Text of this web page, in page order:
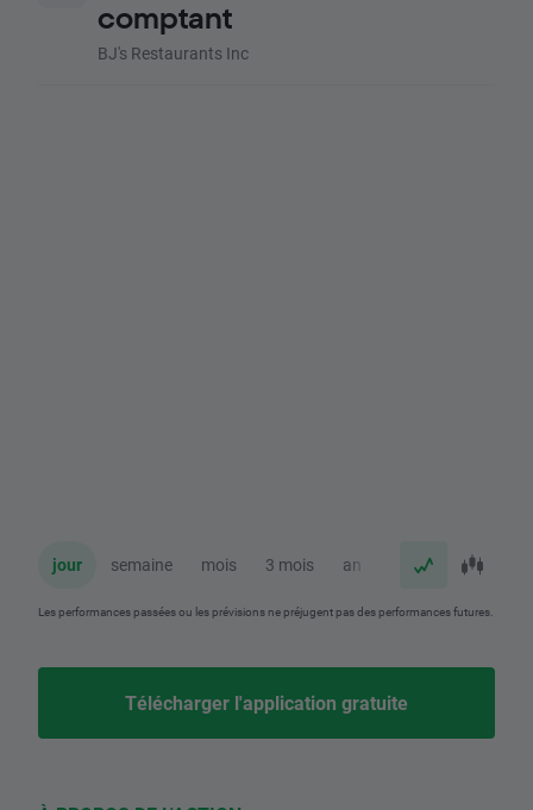
comptant
BJ's Restaurants Inc
jour semaine mois 3 mois an
Les performances passées ou les prévisions ne préjugent pas des performances futures.
Télécharger l'application gratuite